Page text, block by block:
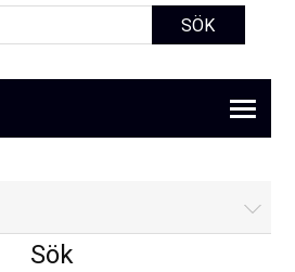
Sök